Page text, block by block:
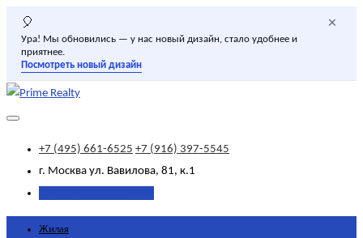
🎈
Ура! Мы обновились — у нас новый дизайн, стало удобнее и
приятнее.
Посмотреть новый дизайн
×
+7 (495) 661-6525 +7 (916) 397-5545
г. Москва ул. Вавилова, 81, к.1
Жилая